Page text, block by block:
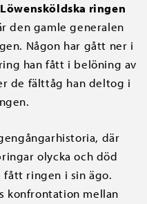
ringen
den gamle generalen
Någon har gått ner i
han fått i belöning av
de fälttåg han deltog i
där
olycka och död
fått ringen i sin ägo.
konfrontation mellan